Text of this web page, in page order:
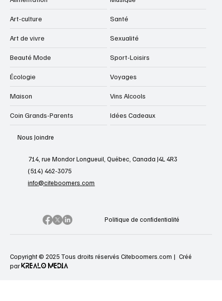
Art-culture
Art de vivre
Beauté Mode
Écologie
Maison
Coin Grands-Parents
Santé
Sexualité
Sport-Loisirs
Voyages
Vins Alcools
Idées Cadeaux
Nous Joindre
714, rue Mondor Longueuil, Québec, Canada J4L 4R3
(514) 462-3075
info@citeboomers.com
Politique de confidentialité
Copyright © 2025 Tous droits réservés Citeboomers.com | Créé
par KREALO MEDIA